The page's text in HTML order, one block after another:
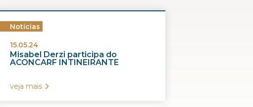
Notícias
15.05.24
Misabel Derzi participa do
ACONCARF INTINEIRANTE
veja mais